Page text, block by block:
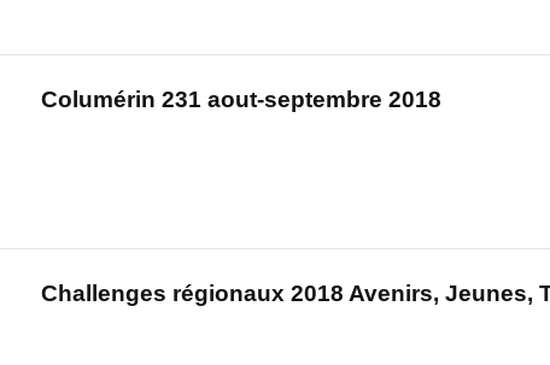
Columérin 231 aout-septembre 2018
Challenges régionaux 2018 Avenirs, Jeunes,